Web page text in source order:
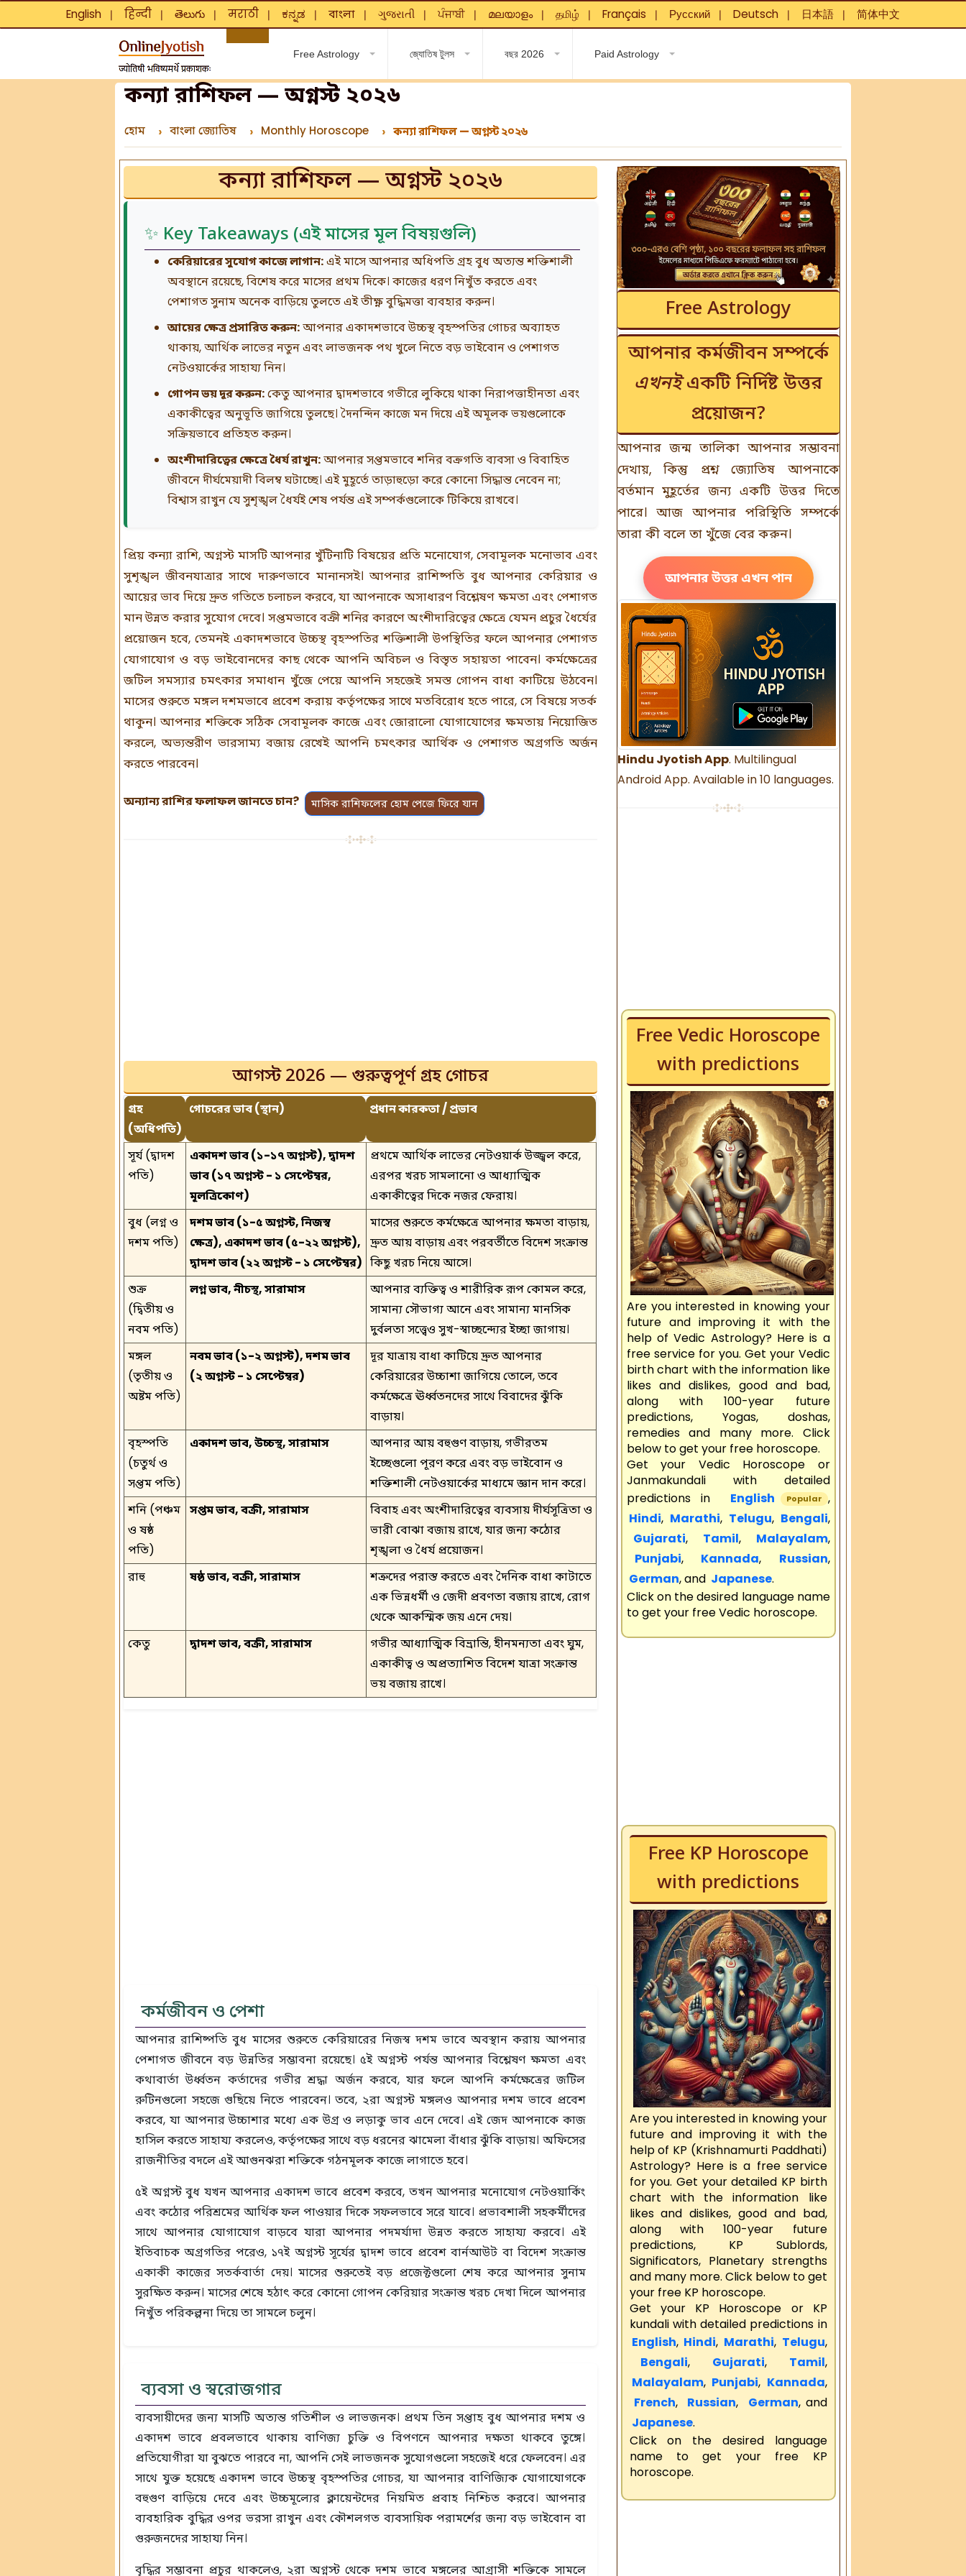
English ❘ हिन्दी ❘ తెలుగు ❘ मराठी ❘ ಕನ್ನಡ ❘ বাংলা ❘ ગુજરાતી ❘ ਪੰਜਾਬੀ ❘ മലയാളം ❘ தமிழ் ❘ Français ❘ Русский ❘ Deutsch ❘ 日本語 ❘ 简体中文
Free Astrology জ্যোতিষ টুলস বছর 2026 Paid Astrology
কন্যা রাশিফল — অগ্নস্ট ২০২৬
হোম বাংলা জ্যোতিষ Monthly Horoscope কন্যা রাশিফল — অগ্নস্ট ২০২৬
কন্যা রাশিফল — অগ্নস্ট ২০২৬
✨ Key Takeaways (এই মাসের মূল বিষয়গুলি)
কেরিয়ারের সুযোগ কাজে লাগান:এই মাসে আপনার অধিপতি গ্রহ বুধ অত্যন্ত শক্তিশালী
অবস্থানে রয়েছে, বিশেষ করে মাসের প্রথম দিকে। কাজের ধরণ নিখুঁত করতে এবং
পেশাগত সুনাম অনেক বাড়িয়ে তুলতে এই তীক্ষ্ণ বুদ্ধিমত্তা ব্যবহার করুন।
আয়ের ক্ষেত্র প্রসারিত করুন:আপনার একাদশভাবে উচ্চস্থ বৃহস্পতির গোচর অব্যাহত
থাকায়, আর্থিক লাভের নতুন এবং লাভজনক পথ খুলে নিতে বড় ভাইবোন ও পেশাগত
নেটওয়ার্কের সাহায্য নিন।
গোপন ভয় দূর করুন:কেতু আপনার দ্বাদশভাবে গভীরে লুকিয়ে থাকা নিরাপত্তাহীনতা এবং
একাকীত্বের অনুভূতি জাগিয়ে তুলছে। দৈনন্দিন কাজে মন দিয়ে এই অমূলক ভয়গুলোকে
সক্রিয়ভাবে প্রতিহত করুন।
অংশীদারিত্বের ক্ষেত্রে ধৈর্য রাখুন:আপনার সপ্তমভাবে শনির বক্রগতি ব্যবসা ও বিবাহিত
জীবনে দীর্ঘমেয়াদী বিলম্ব ঘটাচ্ছে। এই মুহূর্তে তাড়াহুড়ো করে কোনো সিদ্ধান্ত নেবেন না;
বিশ্বাস রাখুন যে সুশৃঙ্খল ধৈর্যই শেষ পর্যন্ত এই সম্পর্কগুলোকে টিকিয়ে রাখবে।
প্রিয় কন্যা রাশি, অগ্নস্ট মাসটি আপনার খুঁটিনাটি বিষয়ের প্রতি মনোযোগ, সেবামূলক মনোভাব এবং
সুশৃঙ্খল জীবনযাত্রার সাথে দারুণভাবে মানানসই। আপনার রাশিষ্পতি বুধ আপনার কেরিয়ার ও
আয়ের ভাব দিয়ে দ্রুত গতিতে চলাচল করবে, যা আপনাকে অসাধারণ বিশ্লেষণ ক্ষমতা এবং পেশাগত
মান উন্নত করার সুযোগ দেবে। সপ্তমভাবে বক্রী শনির কারণে অংশীদারিত্বের ক্ষেত্রে যেমন প্রচুর ধৈর্যের
প্রয়োজন হবে, তেমনই একাদশভাবে উচ্চস্থ বৃহস্পতির শক্তিশালী উপস্থিতির ফলে আপনার পেশাগত
যোগাযোগ ও বড় ভাইবোনদের কাছ থেকে আপনি অবিচল ও বিস্তৃত সহায়তা পাবেন। কর্মক্ষেত্রের
জটিল সমস্যার চমৎকার সমাধান খুঁজে পেয়ে আপনি সহজেই সমস্ত গোপন বাধা কাটিয়ে উঠবেন।
মাসের শুরুতে মঙ্গল দশমভাবে প্রবেশ করায় কর্তৃপক্ষের সাথে মতবিরোধ হতে পারে, সে বিষয়ে সতর্ক
থাকুন। আপনার শক্তিকে সঠিক সেবামূলক কাজে এবং জোরালো যোগাযোগের ক্ষমতায় নিয়োজিত
করলে, অভ্যন্তরীণ ভারসাম্য বজায় রেখেই আপনি চমৎকার আর্থিক ও পেশাগত অগ্রগতি অর্জন
করতে পারবেন।
অন্যান্য রাশির ফলাফল জানতে চান? মাসিক রাশিফলের হোম পেজে ফিরে যান
আগস্ট 2026 — গুরুত্বপূর্ণ গ্রহ গোচর
গ্রহ
(অধিপতি)
গোচরের ভাব (স্থান) প্রধান কারকতা / প্রভাব
সূর্য (দ্বাদশ
পতি)
একাদশ ভাব (১-১৭ অগ্নস্ট), দ্বাদশ
ভাব (১৭ অগ্নস্ট - ১ সেপ্টেম্বর,
মূলত্রিকোণ)
প্রথমে আর্থিক লাভের নেটওয়ার্ক উজ্জ্বল করে,
এরপর খরচ সামলানো ও আধ্যাত্মিক
একাকীত্বের দিকে নজর ফেরায়।
বুধ (লগ্ন ও
দশম পতি)
দশম ভাব (১-৫ অগ্নস্ট, নিজস্ব
ক্ষেত্র), একাদশ ভাব (৫-২২ অগ্নস্ট),
দ্বাদশ ভাব (২২ অগ্নস্ট - ১ সেপ্টেম্বর)
মাসের শুরুতে কর্মক্ষেত্রে আপনার ক্ষমতা বাড়ায়,
দ্রুত আয় বাড়ায় এবং পরবর্তীতে বিদেশ সংক্রান্ত
কিছু খরচ নিয়ে আসে।
শুক্র
(দ্বিতীয় ও
নবম পতি)
লগ্ন ভাব, নীচস্থ, সারামাস
আপনার ব্যক্তিত্ব ও শারীরিক রূপ কোমল করে,
সামান্য সৌভাগ্য আনে এবং সামান্য মানসিক
দুর্বলতা সত্ত্বেও সুখ-স্বাচ্ছন্দ্যের ইচ্ছা জাগায়।
মঙ্গল
(তৃতীয় ও
অষ্টম পতি)
নবম ভাব (১-২ অগ্নস্ট), দশম ভাব
(২ অগ্নস্ট - ১ সেপ্টেম্বর)
দূর যাত্রায় বাধা কাটিয়ে দ্রুত আপনার
কেরিয়ারের উচ্চাশা জাগিয়ে তোলে, তবে
কর্মক্ষেত্রে ঊর্ধ্বতনদের সাথে বিবাদের ঝুঁকি
বাড়ায়।
বৃহস্পতি
(চতুর্থ ও
সপ্তম পতি)
একাদশ ভাব, উচ্চস্থ, সারামাস
আপনার আয় বহুগুণ বাড়ায়, গভীরতম
ইচ্ছেগুলো পূরণ করে এবং বড় ভাইবোন ও
শক্তিশালী নেটওয়ার্কের মাধ্যমে জ্ঞান দান করে।
শনি (পঞ্চম
ও ষষ্ঠ
পতি)
সপ্তম ভাব, বক্রী, সারামাস
বিবাহ এবং অংশীদারিত্বের ব্যবসায় দীর্ঘসূত্রিতা ও
ভারী বোঝা বজায় রাখে, যার জন্য কঠোর
শৃঙ্খলা ও ধৈর্য প্রয়োজন।
রাহু
ষষ্ঠ ভাব, বক্রী, সারামাস
শত্রুদের পরাস্ত করতে এবং দৈনিক বাধা কাটাতে
এক ভিন্নধর্মী ও জেদী প্রবণতা বজায় রাখে, রোগ
থেকে আকস্মিক জয় এনে দেয়।
কেতু
দ্বাদশ ভাব, বক্রী, সারামাস
গভীর আধ্যাত্মিক বিভ্রান্তি, হীনমন্যতা এবং ঘুম,
একাকীত্ব ও অপ্রত্যাশিত বিদেশ যাত্রা সংক্রান্ত
ভয় বজায় রাখে।
কর্মজীবন ও পেশা
আপনার রাশিষ্পতি বুধ মাসের শুরুতে কেরিয়ারের নিজস্ব দশম ভাবে অবস্থান করায় আপনার
পেশাগত জীবনে বড় উন্নতির সম্ভাবনা রয়েছে। ৫ই অগ্নস্ট পর্যন্ত আপনার বিশ্লেষণ ক্ষমতা এবং
কথাবার্তা উর্ধ্বতন কর্তাদের গভীর শ্রদ্ধা অর্জন করবে, যার ফলে আপনি কর্মক্ষেত্রের জটিল
রুটিনগুলো সহজে গুছিয়ে নিতে পারবেন। তবে, ২রা অগ্নস্ট মঙ্গলও আপনার দশম ভাবে প্রবেশ
করবে, যা আপনার উচ্চাশার মধ্যে এক উগ্র ও লড়াকু ভাব এনে দেবে। এই জেদ আপনাকে কাজ
হাসিল করতে সাহায্য করলেও, কর্তৃপক্ষের সাথে বড় ধরনের ঝামেলা বাঁধার ঝুঁকি বাড়ায়। অফিসের
রাজনীতির বদলে এই আগুনঝরা শক্তিকে গঠনমূলক কাজে লাগাতে হবে।
৫ই অগ্নস্ট বুধ যখন আপনার একাদশ ভাবে প্রবেশ করবে, তখন আপনার মনোযোগ নেটওয়ার্কিং
এবং কঠোর পরিশ্রমের আর্থিক ফল পাওয়ার দিকে সফলভাবে সরে যাবে। প্রভাবশালী সহকর্মীদের
সাথে আপনার যোগাযোগ বাড়বে যারা আপনার পদমর্যাদা উন্নত করতে সাহায্য করবে। এই
ইতিবাচক অগ্রগতির পরেও, ১৭ই অগ্নস্ট সূর্যের দ্বাদশ ভাবে প্রবেশ বার্নআউট বা বিদেশ সংক্রান্ত
একাকী কাজের সতর্কবার্তা দেয়। মাসের শুরুতেই বড় প্রজেক্টগুলো শেষ করে আপনার সুনাম
সুরক্ষিত করুন। মাসের শেষে হঠাৎ করে কোনো গোপন কেরিয়ার সংক্রান্ত খরচ দেখা দিলে আপনার
নিখুঁত পরিকল্পনা দিয়ে তা সামলে চলুন।
ব্যবসা ও স্বরোজগার
ব্যবসায়ীদের জন্য মাসটি অত্যন্ত গতিশীল ও লাভজনক। প্রথম তিন সপ্তাহ বুধ আপনার দশম ও
একাদশ ভাবে প্রবলভাবে থাকায় বাণিজ্য চুক্তি ও বিপণনে আপনার দক্ষতা থাকবে তুঙ্গে।
প্রতিযোগীরা যা বুঝতে পারবে না, আপনি সেই লাভজনক সুযোগগুলো সহজেই ধরে ফেলবেন। এর
সাথে যুক্ত হয়েছে একাদশ ভাবে উচ্চস্থ বৃহস্পতির গোচর, যা আপনার বাণিজ্যিক যোগাযোগকে
বহুগুণ বাড়িয়ে দেবে এবং উচ্চমূল্যের ক্লায়েন্টদের নিয়মিত প্রবাহ নিশ্চিত করবে। আপনার
ব্যবহারিক বুদ্ধির ওপর ভরসা রাখুন এবং কৌশলগত ব্যবসায়িক পরামর্শের জন্য বড় ভাইবোন বা
গুরুজনদের সাহায্য নিন।
বৃদ্ধির সম্ভাবনা প্রচুর থাকলেও, ২রা অগ্নস্ট থেকে দশম ভাবে মঙ্গলের আগ্রাসী শক্তিকে সামলে
Free Astrology
আপনার কর্মজীবন সম্পর্কে
এখনইএকটি নির্দিষ্ট উত্তর
প্রয়োজন?
আপনার জন্ম তালিকা আপনার সম্ভাবনা
দেখায়, কিন্তু প্রশ্ন জ্যোতিষ আপনাকে
বর্তমান মুহূর্তের জন্য একটি উত্তর দিতে
পারে। আজ আপনার পরিস্থিতি সম্পর্কে
তারা কী বলে তা খুঁজে বের করুন।
আপনার উত্তর এখন পান
Hindu Jyotish App. Multilingual
Android App. Available in 10 languages.
Free Vedic Horoscope
with predictions
Are you interested in knowing your
future and improving it with the
help of Vedic Astrology? Here is a
free service for you. Get your Vedic
birth chart with the information like
likes and dislikes, good and bad,
along with 100-year future
predictions, Yogas, doshas,
remedies and many more. Click
below to get your free horoscope.
Get your Vedic Horoscope or
Janmakundali with detailed
predictions in
English Popular ,
Hindi, Marathi, Telugu, Bengali,
Gujarati, Tamil, Malayalam,
Punjabi, Kannada, Russian,
German, and Japanese.
Click on the desired language name
to get your free Vedic horoscope.
Free KP Horoscope
with predictions
Are you interested in knowing your
future and improving it with the
help of KP (Krishnamurti Paddhati)
Astrology? Here is a free service
for you. Get your detailed KP birth
chart with the information like
likes and dislikes, good and bad,
along with 100-year future
predictions, KP Sublords,
Significators, Planetary strengths
and many more. Click below to get
your free KP horoscope.
Get your KP Horoscope or KP
kundali with detailed predictions in
English, Hindi, Marathi, Telugu,
Bengali, Gujarati, Tamil,
Malayalam, Punjabi, Kannada,
French, Russian, German, and
Japanese.
Click on the desired language
name to get your free KP
horoscope.